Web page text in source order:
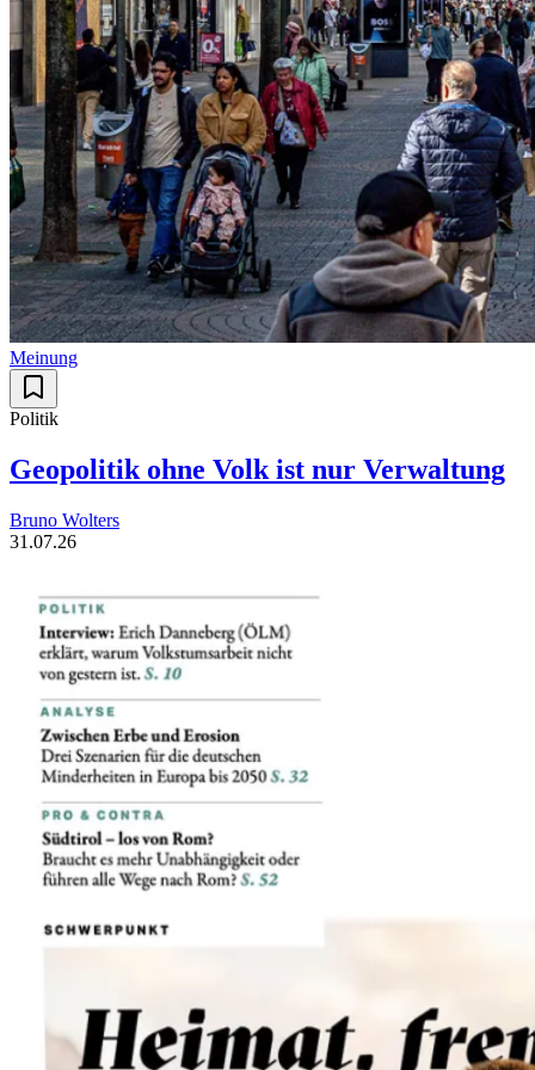
Meinung
Politik
Geopolitik ohne Volk ist nur Verwaltung
Bruno Wolters
31.07.26